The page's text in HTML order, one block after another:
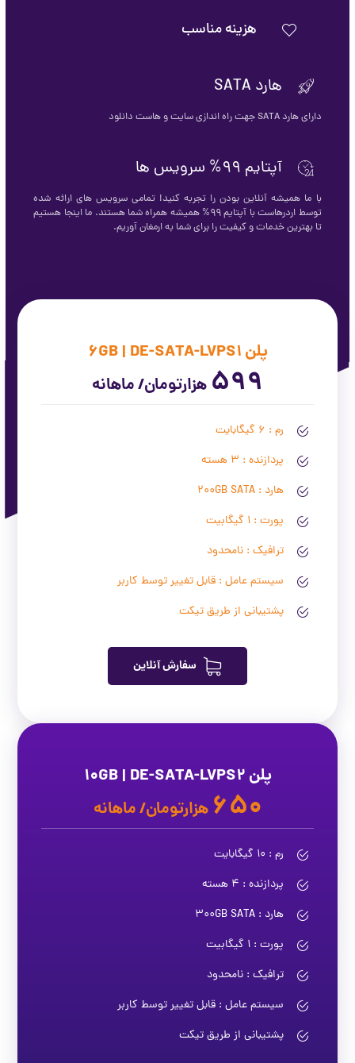
هزینه مناسب
هارد SATA
دارای هارد SATA جهت راه اندازی سایت و هاست دانلود
آپتایم 99% سرویس ها
با ما همیشه آنلاین بودن را تجربه کنید! تمامی سرویس های ارائه شده
توسط اردرهاست با آپتایم 99% همیشه همراه شما هستند. ما اینجا هستیم
تا بهترین خدمات و کیفیت را برای شما به ارمغان آوریم.
پلن 6GB | DE-SATA-LVPS1
599 هزارتومان/ ماهانه
رم : 6 گیگابایت
پردازنده : 3 هسته
هارد : 200GB SATA
پورت : 1 گیگابیت
ترافیک : نامحدود
سیستم عامل : قابل تغییر توسط کاربر
پشتیبانی از طریق تیکت
سفارش آنلاین
پلن 10GB | DE-SATA-LVPS2
650 هزارتومان/ ماهانه
رم : 10 گیگابایت
پردازنده : 4 هسته
هارد : 300GB SATA
پورت : 1 گیگابیت
ترافیک : نامحدود
سیستم عامل : قابل تغییر توسط کاربر
پشتیبانی از طریق تیکت